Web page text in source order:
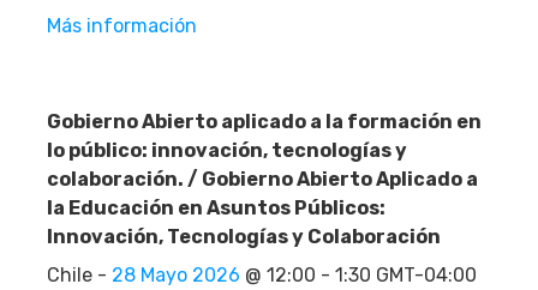
Más información
Gobierno Abierto aplicado a la formación en
lo público: innovación, tecnologías y
colaboración. / Gobierno Abierto Aplicado a
la Educación en Asuntos Públicos:
Innovación, Tecnologías y Colaboración
Chile - 28 Mayo 2026 @ 12:00 - 1:30 GMT-04:00